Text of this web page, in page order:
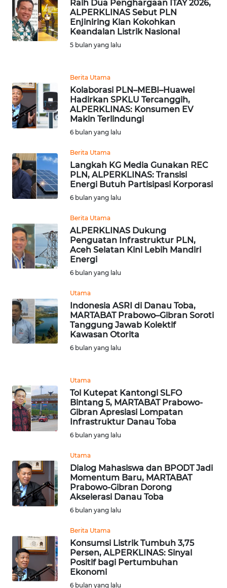
Raih Dua Penghargaan ITAY 2026,
ALPERKLINAS Sebut PLN
Enjiniring Kian Kokohkan
Keandalan Listrik Nasional
5 bulan yang lalu
Berita Utama
Kolaborasi PLN–MEBI–Huawei
Hadirkan SPKLU Tercanggih,
ALPERKLINAS: Konsumen EV
Makin Terlindungi
6 bulan yang lalu
Berita Utama
Langkah KG Media Gunakan REC
PLN, ALPERKLINAS: Transisi
Energi Butuh Partisipasi Korporasi
6 bulan yang lalu
Berita Utama
ALPERKLINAS Dukung
Penguatan Infrastruktur PLN,
Aceh Selatan Kini Lebih Mandiri
Energi
6 bulan yang lalu
Utama
Indonesia ASRI di Danau Toba,
MARTABAT Prabowo–Gibran Soroti
Tanggung Jawab Kolektif
Kawasan Otorita
6 bulan yang lalu
Utama
Tol Kutepat Kantongi SLFO
Bintang 5, MARTABAT Prabowo-
Gibran Apresiasi Lompatan
Infrastruktur Danau Toba
6 bulan yang lalu
Utama
Dialog Mahasiswa dan BPODT Jadi
Momentum Baru, MARTABAT
Prabowo-Gibran Dorong
Akselerasi Danau Toba
6 bulan yang lalu
Berita Utama
Konsumsi Listrik Tumbuh 3,75
Persen, ALPERKLINAS: Sinyal
Positif bagi Pertumbuhan
Ekonomi
6 bulan yang lalu
WN
SULTRA
WN
SULTENG
WN
WN
BABEL
WN
WN
SUMSEL
WN
LAMPUNG
WN
NUSANTARA
WN
JOGJA
WN
JATIM
WN
BALI
WN
KALBAR
WN
KALTENG